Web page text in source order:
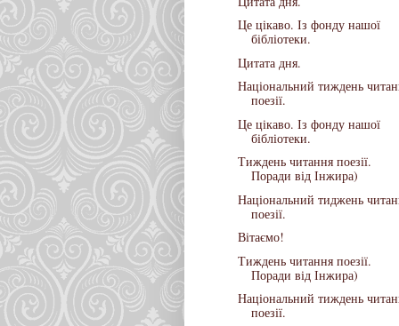
Це цікаво. Із фонду нашої
бібліотеки.
Цитата дня.
Національний тиждень
поезії.
Це цікаво. Із фонду нашої
бібліотеки.
Тиждень читання поезії.
Поради від Інжира)
Національний тиджень
поезії.
Вітаємо!
Тиждень читання поезії.
Поради від Інжира)
Національний тиждень
поезії.